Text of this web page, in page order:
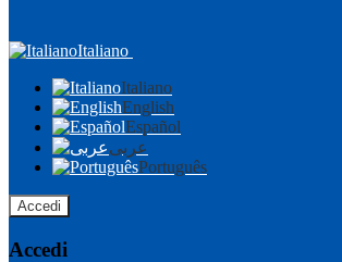
Italiano
Italiano
English
Español
عربى
Português
Accedi
Accedi